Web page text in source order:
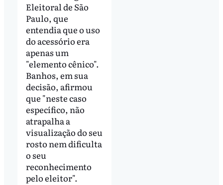
Eleitoral de São
Paulo, que
entendia que o uso
do acessório era
apenas um
"elemento cênico".
Banhos, em sua
decisão, afirmou
que "neste caso
específico, não
atrapalha a
visualização do seu
rosto nem dificulta
o seu
reconhecimento
pelo eleitor".